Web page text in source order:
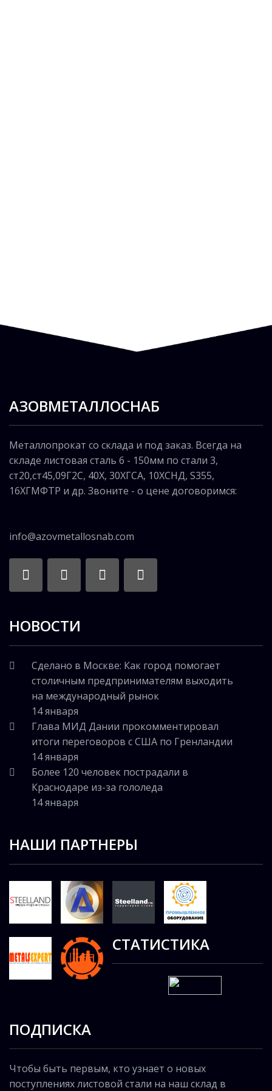
АЗОВМЕТАЛЛОСНАБ
Металлопрокат со склада и под заказ. Всегда на
складе листовая сталь 6 - 150мм по стали 3,
ст20,ст45,09Г2С, 40Х, 30ХГСА, 10ХСНД, S355,
16ХГМФТР и др. Звоните - о цене договоримся:
info@azovmetallosnab.com
НОВОСТИ
Сделано в Москве: Как город помогает
столичным предпринимателям выходить
на международный рынок
14 января
Глава МИД Дании прокомментировал
итоги переговоров с США по Гренландии
14 января
Более 120 человек пострадали в
Краснодаре из-за гололеда
14 января
НАШИ ПАРТНЕРЫ
СТАТИСТИКА
ПОДПИСКА
Чтобы быть первым, кто узнает о новых
поступлениях листовой стали на наш склад в